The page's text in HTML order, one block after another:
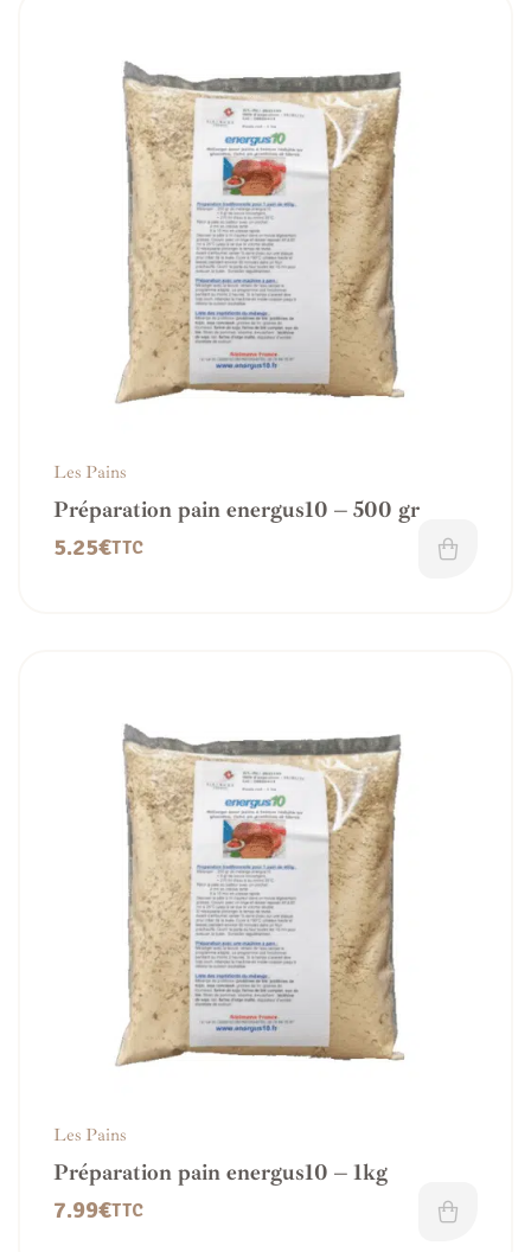
Les Pains
Préparation pain energus10 – 500 gr
5.25€TTC
Les Pains
Préparation pain energus10 – 1kg
7.99€TTC